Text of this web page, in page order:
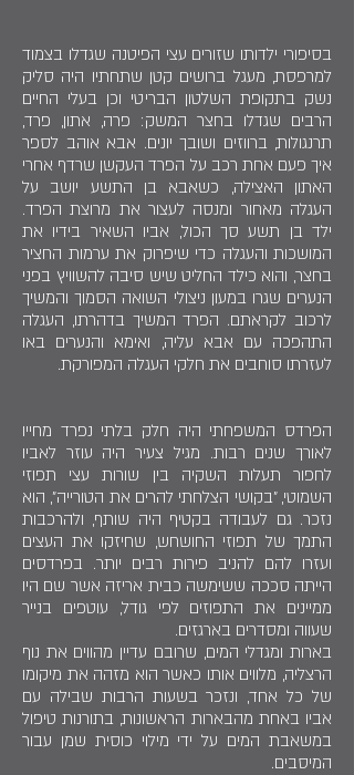
בסיפורי ילדותו שזורים עצי הפיטנה שגדלו בצמוד
למרפסת, מעגל ברושים קטן שתחתיו היה סליק
נשק בתקופת השלטון הבריטי וכן בעלי החיים
הרבים שגדלו בחצר המשק: פרה, אתון, פרד,
תרנגולות, ברווזים ושובך יונים. אבא אוהב לספר
איך פעם אחת רכב על הפרד העקשן שרדף אחרי
האתון האצילה, כשאבא בן התשע יושב על
העגלה מאחור ומנסה לעצור את מרוצת הפרד.
ילד בן תשע סך הכול, אביו השאיר בידיו את
המושכות והעגלה כדי שיפרוק את ערמות החציר
בחצר, והוא כילד החליט שיש סיבה להשוויץ בפני
הנערים שגרו במעון ניצולי השואה הסמוך והמשיך
לרכוב לקראתם. הפרד המשיך בדהרתו, העגלה
התהפכה עם אבא עליה, ואימא והנערים באו
לעזרתו סוחבים את חלקי העגלה המפורקת.
הפרדס המשפחתי היה חלק בלתי נפרד מחייו
לאורך שנים רבות. מגיל צעיר היה עוזר לאביו
לחפור תעלות השקיה בין שורות עצי תפוזי
השמוטי, "בקושי הצלחתי להרים את הטורייה", הוא
נזכר. גם לעבודה בקטיף היה שותף, ולהרכבות
התמך של תפוזי החושחש, שחיזקו את העצים
ועזרו להם להניב פירות רבים יותר. בפרדסים
הייתה סככה ששימשה כבית אריזה אשר שם היו
ממיינים את התפוזים לפי גודל, עוטפים בנייר
שעווה ומסדרים בארגזים.
בארות ומגדלי המים, שרובם עדיין מהווים את נוף
הרצליה, מלווים אותו כאשר הוא מזהה את מיקומו
של כל אחד, ונזכר בשעות הרבות שבילה עם
אביו באחת מהבארות הראשונות, בתורנות טיפול
במשאבת המים על ידי מילוי כוסית שמן עבור
המיסבים.